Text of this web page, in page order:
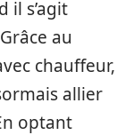
il s’agit
au
chauffeur,
allier
optant